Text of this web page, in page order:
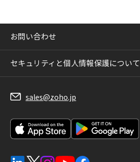
お問い合わせ
セキュリティと個人情報保護について
sales@zoho.jp